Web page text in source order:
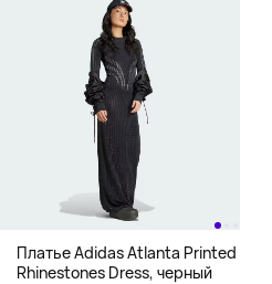
Платье Adidas Atlanta Printed
Rhinestones Dress, черный